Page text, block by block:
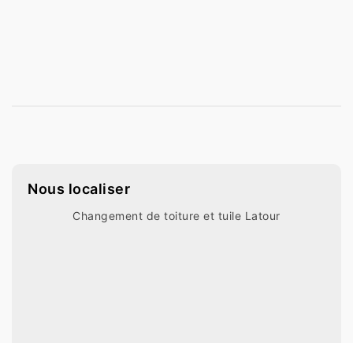
Nous localiser
Changement de toiture et tuile Latour